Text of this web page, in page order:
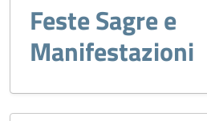
Feste Sagre e
Manifestazioni